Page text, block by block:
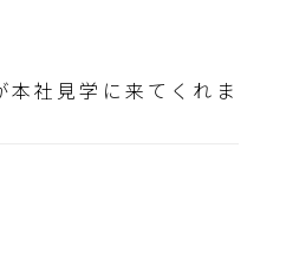
社見学に来てくれま